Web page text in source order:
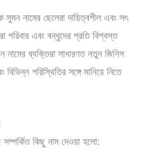
সুমন নামের ছেলেরা দায়িত্বশীল এবং সৎ
পরিবার এবং বন্ধুদের প্রতি বিশ্বস্ত
নামের ব্যক্তিরা সাধারণত নতুন জিনিস
পরিস্থিতির সঙ্গে মানিয়ে নিতে
সম্পর্কিত কিছু নাম দেওয়া হলো: